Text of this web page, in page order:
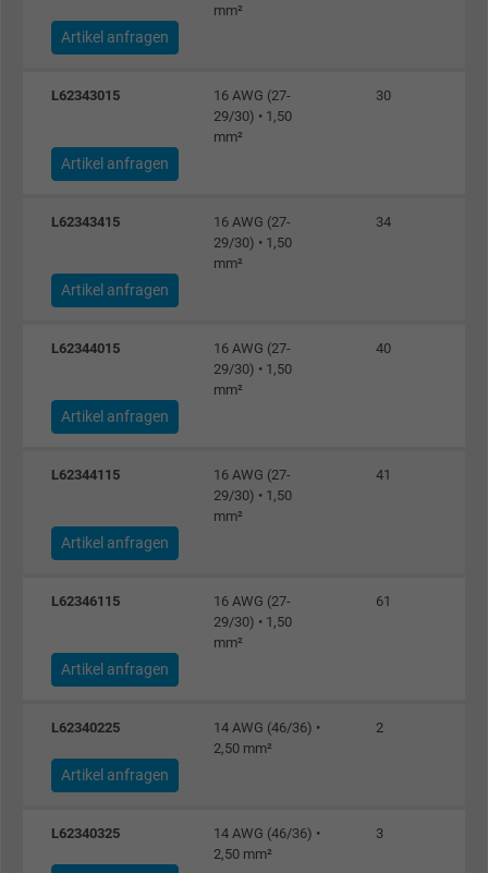
Facebook Ireland Ltd.
Laufzeit 1 Jahr
Cookie von Facebook für Website-Analyse,
Anzeigenausrichtung und
Facebook Ireland Ltd.
Laufzeit 1 Jahr
Cookie von Facebook für Website-Analyse,
Anzeigenausrichtung und
Facebook Ireland Ltd.
Laufzeit 1 Jahr
Cookie von Facebook für Website-Analyse,
Anzeigenausrichtung und
Facebook Ireland Ltd.
Laufzeit 1 Jahr
Zweck
Cookie von Facebook für Website-Analyse,
mm²
Artikel anfragen
L62343015
16 AWG (27-
29/30) • 1,50
mm²
30
Artikel anfragen
L62343415
16 AWG (27-
29/30) • 1,50
mm²
34
Artikel anfragen
L62344015
16 AWG (27-
29/30) • 1,50
mm²
40
Artikel anfragen
L62344115
16 AWG (27-
29/30) • 1,50
mm²
41
Artikel anfragen
L62346115
16 AWG (27-
29/30) • 1,50
mm²
61
Artikel anfragen
L62340225
14 AWG (46/36) •
2,50 mm²
2
Artikel anfragen
L62340325
14 AWG (46/36) •
2,50 mm²
3